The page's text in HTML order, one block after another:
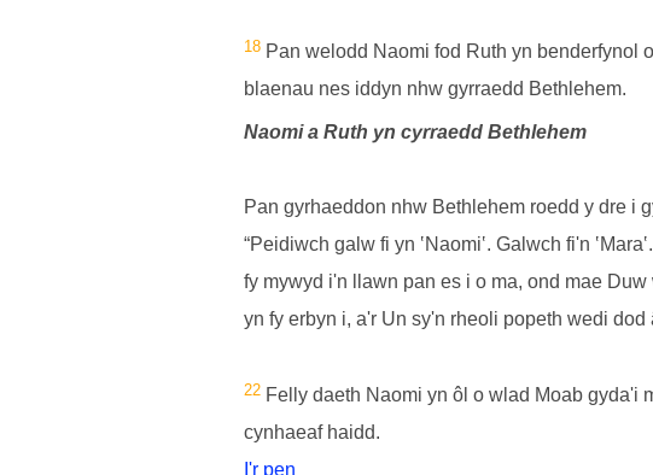
18 Pan welodd Naomi fod Ruth yn benderfynol
blaenau nes iddyn nhw gyrraedd Bethlehem.
Naomi a Ruth yn cyrraedd Bethlehem
Pan gyrhaeddon nhw Bethlehem roedd y dre i
“Peidiwch galw fi yn ‛Naomi‛. Galwch fi'n
fy mywyd i'n llawn pan es i o ma, ond mae
yn fy erbyn i, a'r Un sy'n rheoli popeth wedi dod
22 Felly daeth Naomi yn ôl o wlad Moab gyda'i
cynhaeaf haidd.
I'r pen